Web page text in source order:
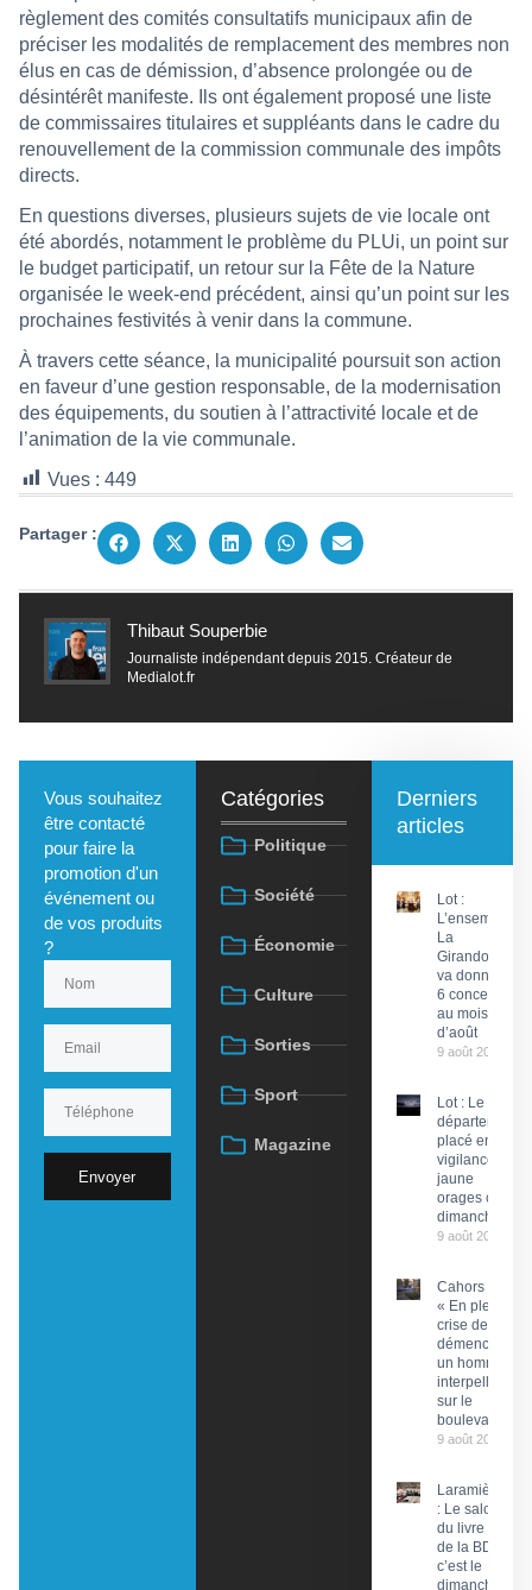
règlement des comités consultatifs municipaux afin de
préciser les modalités de remplacement des membres non
élus en cas de démission, d’absence prolongée ou de
désintérêt manifeste. Ils ont également proposé une liste
de commissaires titulaires et suppléants dans le cadre du
renouvellement de la commission communale des impôts
directs.
En questions diverses, plusieurs sujets de vie locale ont
été abordés, notamment le problème du PLUi, un point sur
le budget participatif, un retour sur la Fête de la Nature
organisée le week-end précédent, ainsi qu’un point sur les
prochaines festivités à venir dans la commune.
À travers cette séance, la municipalité poursuit son action
en faveur d’une gestion responsable, de la modernisation
des équipements, du soutien à l’attractivité locale et de
l’animation de la vie communale.
Vues : 449
Partager :
Thibaut Souperbie
Journaliste indépendant depuis 2015. Créateur de
Medialot.fr
Vous souhaitez
être contacté
pour faire la
promotion d'un
événement ou
de vos produits
?
Envoyer
Catégories
Politique
Société
Économie
Culture
Sorties
Sport
Magazine
Derniers
articles
Lot :
L’ensemble
La
Girandola
va donner
6 concerts
au mois
d’août
9 août 2026
Lot : Le
département
placé en
vigilance
jaune
orages ce
dimanche
9 août 2026
Cahors :
« En pleine
crise de
démence »,
un homme
interpellé
sur le
boulevard
9 août 2026
Laramière
: Le salon
du livre et
de la BD,
c’est le
dimanche